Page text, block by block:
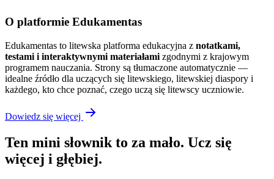
O platformie Edukamentas
Edukamentas to litewska platforma edukacyjna z notatkami,
testami i interaktywnymi materiałami zgodnymi z krajowym
programem nauczania. Strony są tłumaczone automatycznie —
idealne źródło dla uczących się litewskiego, litewskiej diaspory i
każdego, kto chce poznać, czego uczą się litewscy uczniowie.
Dowiedz się więcej
Ten mini słownik to za mało. Ucz się
więcej i głębiej.